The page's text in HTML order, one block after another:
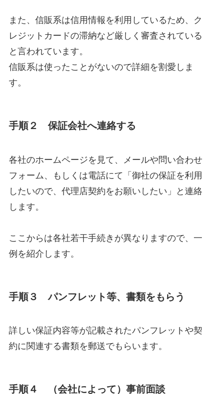
また、信販系は信用情報を利用しているため、ク
レジットカードの滞納など厳しく審査されている
と言われています。
信販系は使ったことがないので詳細を割愛しま
す。
手順２ 保証会社へ連絡する
各社のホームページを見て、メールや問い合わせ
フォーム、もしくは電話にて「御社の保証を利用
したいので、代理店契約をお願いしたい」と連絡
します。
ここからは各社若干手続きが異なりますので、一
例を紹介します。
手順３ パンフレット等、書類をもらう
詳しい保証内容等が記載されたパンフレットや契
約に関連する書類を郵送でもらいます。
手順４ （会社によって）事前面談